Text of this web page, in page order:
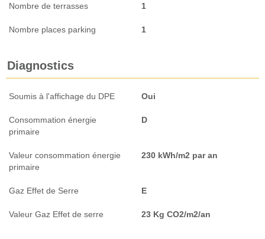
Nombre de terrasses 1
Nombre places parking 1
Diagnostics
Soumis à l'affichage du DPE Oui
Consommation énergie
primaire
D
Valeur consommation énergie
primaire
230 kWh/m2 par an
Gaz Effet de Serre E
Valeur Gaz Effet de serre 23 Kg CO2/m2/an